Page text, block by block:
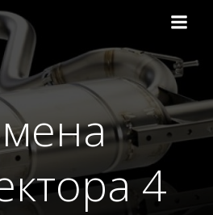
к
содержимому
4